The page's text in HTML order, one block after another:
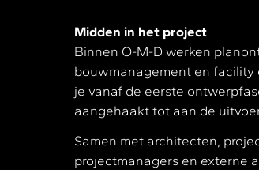
Midden in het project
Binnen O-M-D werken
bouwmanagement en facility
je vanaf de eerste
aangehaakt tot aan de
Samen met architecten,
projectmanagers en externe